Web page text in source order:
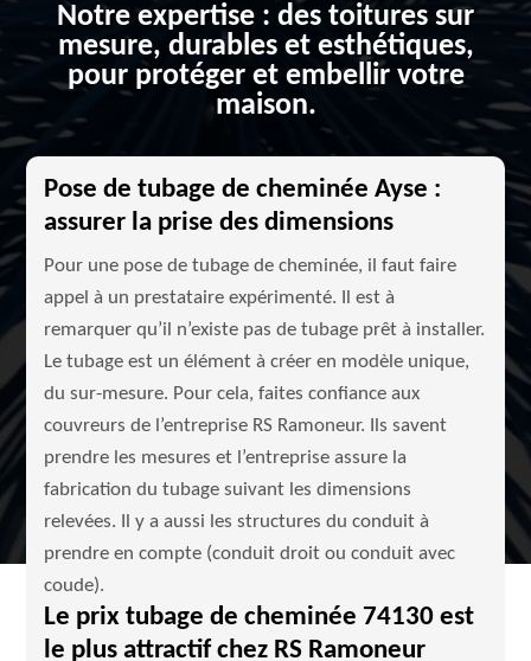
Notre expertise : des toitures sur
mesure, durables et esthétiques,
pour protéger et embellir votre
maison.
Pose de tubage de cheminée Ayse :
assurer la prise des dimensions
Pour une pose de tubage de cheminée, il faut faire
appel à un prestataire expérimenté. Il est à
remarquer qu’il n’existe pas de tubage prêt à installer.
Le tubage est un élément à créer en modèle unique,
du sur-mesure. Pour cela, faites confiance aux
couvreurs de l’entreprise RS Ramoneur. Ils savent
prendre les mesures et l’entreprise assure la
fabrication du tubage suivant les dimensions
relevées. Il y a aussi les structures du conduit à
prendre en compte (conduit droit ou conduit avec
coude).
Le prix tubage de cheminée 74130 est
le plus attractif chez RS Ramoneur